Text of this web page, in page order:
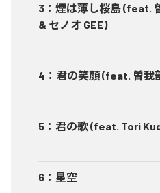
3 ： 煙は薄し桜島 (feat.
& セノオ GEE)
4 ： 君の笑顔 (feat. 曽我
5 ： 君の歌 (feat. Tori
6 ： 星空